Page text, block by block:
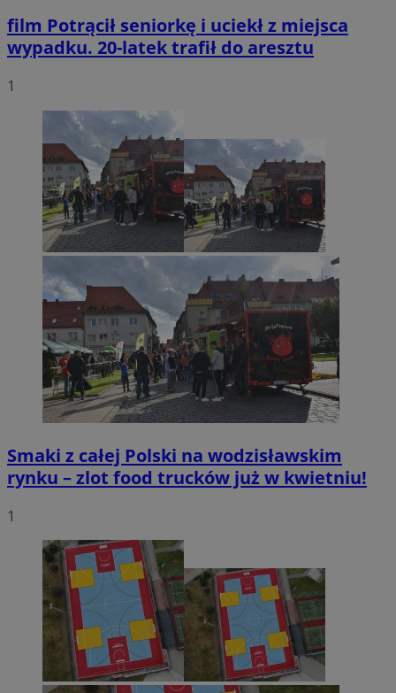
film Potrącił seniorkę i uciekł z miejsca
wypadku. 20-latek trafił do aresztu
1
Smaki z całej Polski na wodzisławskim
rynku – zlot food trucków już w kwietniu!
1